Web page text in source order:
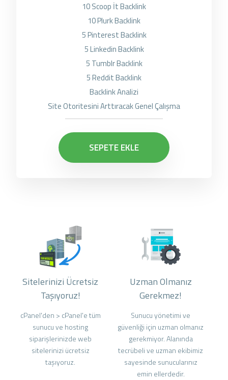
10 Scoop İt Backlink
10 Plurk Backlink
5 Pinterest Backlink
5 Linkedin Backlink
5 Tumblr Backlink
5 Reddit Backlink
Backlink Analizi
Site Otoritesini Arttıracak Genel Çalışma
SEPETE EKLE
Sitelerinizi Ücretsiz
Taşıyoruz!
cPanel'den > cPanel'e tüm
sunucu ve hosting
siparişlerinizde web
sitelerinizi ücretsiz
taşıyoruz.
Uzman Olmanız
Gerekmez!
Sunucu yönetimi ve
güvenliği için uzman olmanız
gerekmiyor. Alanında
tecrübeli ve uzman ekibimiz
sayesinde sunucularınız
emin ellerdedir.